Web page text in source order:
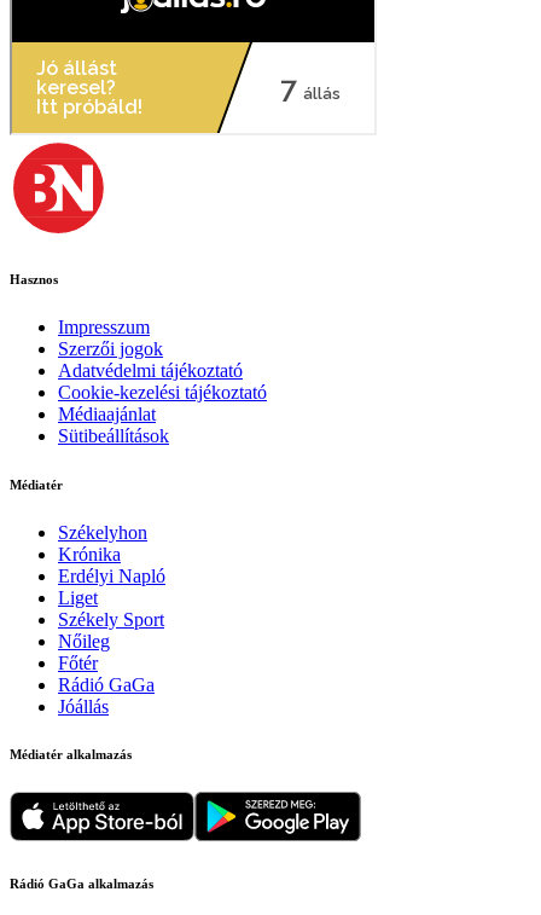
Hasznos
Impresszum
Szerzői jogok
Adatvédelmi tájékoztató
Cookie-kezelési tájékoztató
Médiaajánlat
Sütibeállítások
Médiatér
Székelyhon
Krónika
Erdélyi Napló
Liget
Székely Sport
Nőileg
Főtér
Rádió GaGa
Jóállás
Médiatér alkalmazás
Rádió GaGa alkalmazás